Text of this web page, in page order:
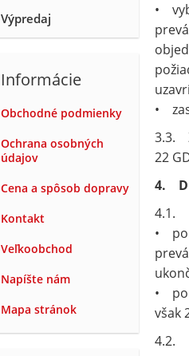
Výpredaj
Informácie
Obchodné podmienky
Ochrana osobných
údajov
Cena a spôsob dopravy
Kontakt
Veľkoobchod
Napíšte nám
Mapa stránok
•
•
3.3.
22
4.
4.1.
• po
• po
však
4.2.